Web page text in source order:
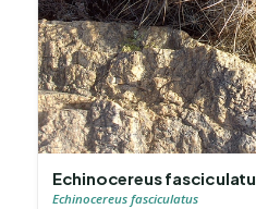
Echinocereus
Echinocereus fasciculatus